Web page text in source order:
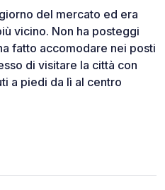
del mercato ed era
vicino. Non ha posteggi
fatto accomodare nei posti
di visitare la città con
a piedi da lì al centro